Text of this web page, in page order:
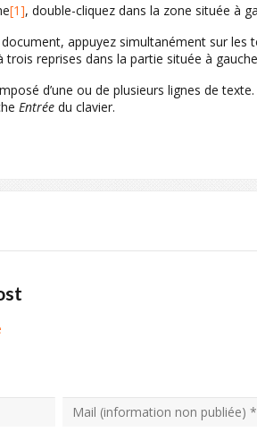
[1], double-cliquez dans la zone située à
appuyez simultanément sur les
reprises dans la partie située à
d’une ou de plusieurs lignes de
Entrée du clavier.